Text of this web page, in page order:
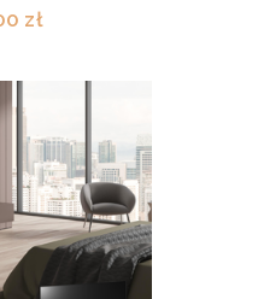
zł